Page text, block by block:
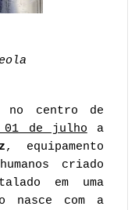
no centro de
01 de julho
a
, equipamento
criado
em uma
nasce com a